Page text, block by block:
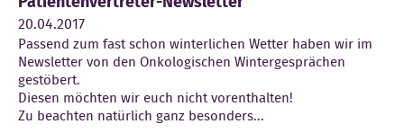
20.04.2017
Passend zum fast schon winterlichen Wetter haben wir im
Newsletter von den Onkologischen Wintergesprächen
gestöbert.
Diesen möchten wir euch nicht vorenthalten!
Zu beachten natürlich ganz besonders...